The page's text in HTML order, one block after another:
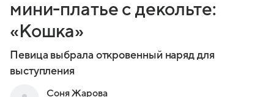
мини-платье с декольте:
«Кошка»
Певица выбрала откровенный наряд для
выступления
Соня Жарова